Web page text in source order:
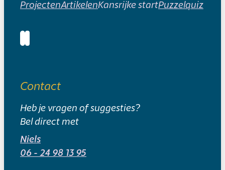
ProjectenArtikelenKansrijke startPuzzelquiz
Contact
Heb je vragen of suggesties?
Bel direct met
Niels
06 - 24 98 13 95